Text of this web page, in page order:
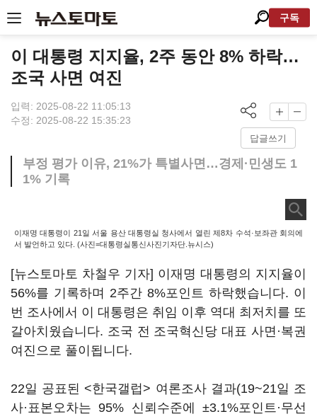
구독
이 대통령 지지율, 2주 동안 8% 하락…
조국 사면 여진
입력: 2025-08-22 11:05:13
수정: 2025-08-22 15:35:23
답글쓰기
부정 평가 이유, 21%가 특별사면…경제·민생도 1
1% 기록
이재명 대통령이 21일 서울 용산 대통령실 청사에서 열린 제8차 수석·보좌관 회의에
서 발언하고 있다. (사진=대통령실통신사진기자단.뉴시스)
[뉴스토마토 차철우 기자] 이재명 대통령의 지지율이
56%를 기록하며 2주간 8%포인트 하락했습니다. 이
번 조사에서 이 대통령은 취임 이후 역대 최저치를 또
갈아치웠습니다. 조국 전 조국혁신당 대표 사면·복권
여진으로 풀이됩니다.
22일 공표된 <한국갤럽> 여론조사 결과(19~21일 조
사·표본오차는 95% 신뢰수준에 ±3.1%포인트·무선